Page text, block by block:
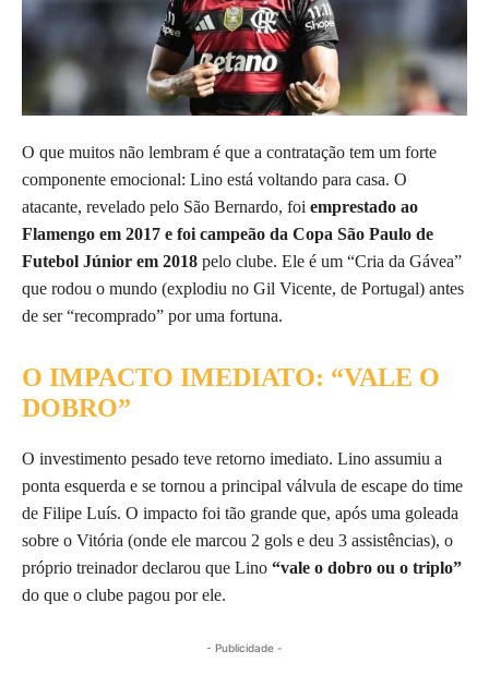
O que muitos não lembram é que a contratação tem um forte
componente emocional: Lino está voltando para casa. O
atacante, revelado pelo São Bernardo, foi emprestado ao
Flamengo em 2017 e foi campeão da Copa São Paulo de
Futebol Júnior em 2018 pelo clube. Ele é um “Cria da Gávea”
que rodou o mundo (explodiu no Gil Vicente, de Portugal) antes
de ser “recomprado” por uma fortuna.
O IMPACTO IMEDIATO: “VALE O
DOBRO”
O investimento pesado teve retorno imediato. Lino assumiu a
ponta esquerda e se tornou a principal válvula de escape do time
de Filipe Luís. O impacto foi tão grande que, após uma goleada
sobre o Vitória (onde ele marcou 2 gols e deu 3 assistências), o
próprio treinador declarou que Lino “vale o dobro ou o triplo”
do que o clube pagou por ele.
- Publicidade -